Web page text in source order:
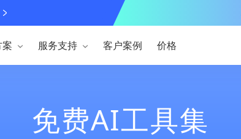
服务支持 客户案例 价格
免费AI工具集